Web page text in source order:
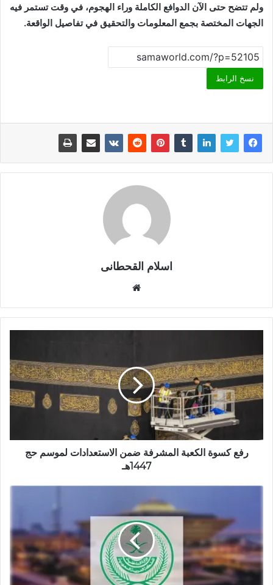
ولم تتضح حتى الآن الدوافع الكاملة وراء الهجوم، في وقت تستمر فيه
الجهات المختصة بجمع المعلومات والتحقيق في تفاصيل الواقعة.
نسخ الرابط
اسلام القحطانى
ق
ع
و
ي
ب
رفع كسوة الكعبة المشرفة ضمن الاستعدادات لموسم حج
1447هـ